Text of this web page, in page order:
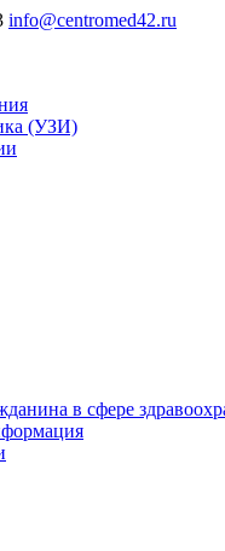
info@centromed42.ru
(УЗИ)
в сфере